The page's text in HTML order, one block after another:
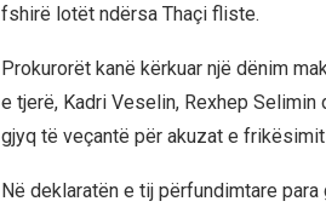
fshirë lotët ndërsa Thaçi fliste.
Prokurorët kanë kërkuar një dënim
e tjerë, Kadri Veselin, Rexhep
gjyq të veçantë për akuzat e
Në deklaratën e tij përfundimtare